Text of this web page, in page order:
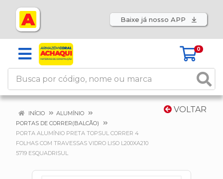
Baixe já nosso APP
0
VOLTAR
INÍCIO
ALUMÍNIO
PORTAS DE CORRER(BALCÃO)
PORTA ALUMÍNIO PRETA TOPSUL CORRER 4
FOLHAS COM TRAVESSAS VIDRO LISO L200XA210
5719 ESQUADRISUL